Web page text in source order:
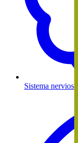
Sistema nervioso